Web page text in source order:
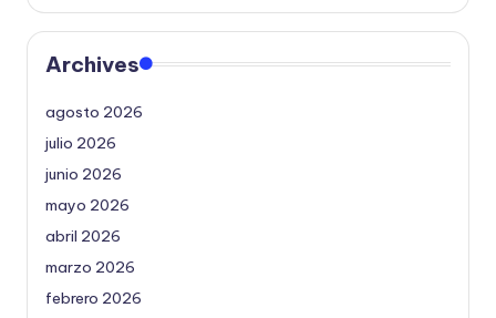
Archives
agosto 2026
julio 2026
junio 2026
mayo 2026
abril 2026
marzo 2026
febrero 2026